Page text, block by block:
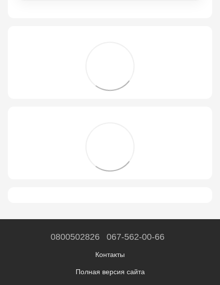
0800502826 067-562-00-66
Контакты
Полная версия сайта